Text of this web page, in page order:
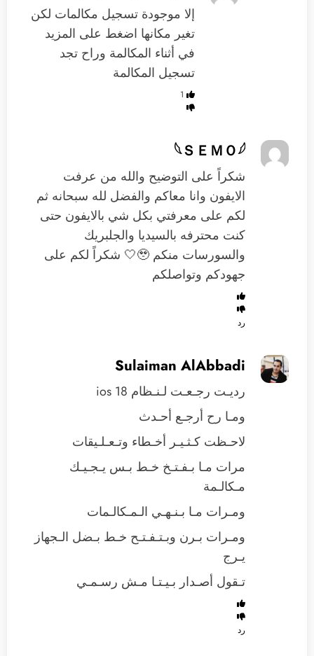
‏إلا موجودة تسجيل مكالمات لكن
تغير مكانها اضغط على المزيد
في أثناء المكالمة وراح تجد
تسجيل المكالمة
1
𓆩ＳＥＭＯ𓆪
شكراً على التوضيح والله من عرفت
الايفون وانا معاكم والفضل لله سبحانه ثم
لكم على معرفتي بكل شي بالايفون حتى
كنت محترفه بالسيديا والجلبريك
والسورسات منكم 🥹🤍 شكراً لكم على
جهودكم وتواصلكم
رد
Sulaiman AlAbbadi
رديـت رجـعـت لـنـظام ios 18
ومـا رح أرجـع أحـدث
لاحـظت كـثـيـر أخـطاء وتـعـلـيقات
مرات مـا بـفـتـخ خـط بـس يـجـيـك
مـكالـمة
ومـرات مـا بـنـهـي الـمـكالـمات
ومـرات بـرن وبـتـفـتـح خـط بـضل الـجهاز
يـرج
تـقول أصـدار بـيـتـا مـش رسـمـي
رد